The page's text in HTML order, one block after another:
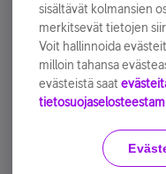
Tuotetestaus
Arkisto
Käyttöehdot
sisältävät kolmansien
merkitsevät tietojen
Voit hallinnoida
milloin tahansa
evästeistä saat